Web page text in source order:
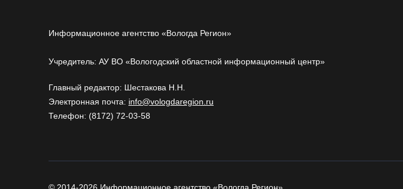
Информационное агентство «Вологда Регион»
Учредитель: АУ ВО «Вологодский областной информационный центр»
Главный редактор: Шестакова Н.Н.
Электронная почта: info@vologdaregion.ru
Телефон: (8172) 72-03-58